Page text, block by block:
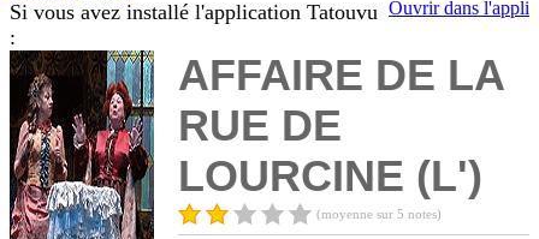
Ouvrir dans l'appli
Si vous avez installé l'application Tatouvu
:
AFFAIRE DE LA
RUE DE
LOURCINE (L')
(moyenne sur 5 notes)